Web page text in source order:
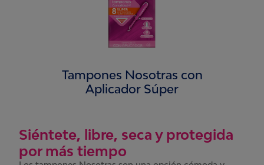
Tampones Nosotras con
Aplicador Súper
Siéntete, libre, seca y protegida
por más tiempo